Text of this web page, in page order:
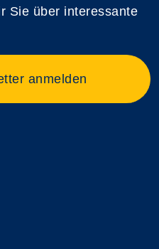
Sie über interessante
anmelden